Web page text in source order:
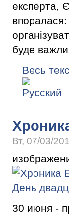
експерта,
буде
Весь
Вт, 07/03/
30 июня -